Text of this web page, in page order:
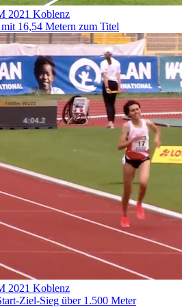
2021 Koblenz
16,54 Metern zum Titel
2021 Koblenz
Ziel-Sieg über 1.500 Meter